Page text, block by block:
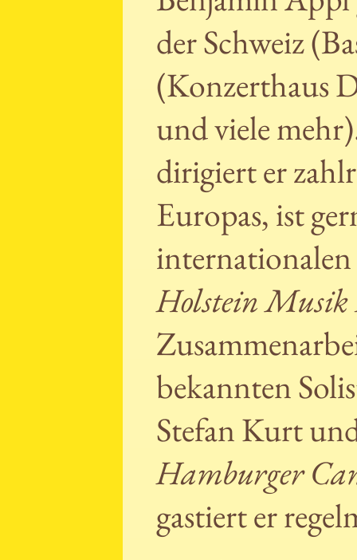
der Schweiz
(Konzerthaus
und viele
dirigiert er
Europas, ist
internationalen
Holstein Musik
bekannten
Stefan Kurt
Hamburger
gastiert er